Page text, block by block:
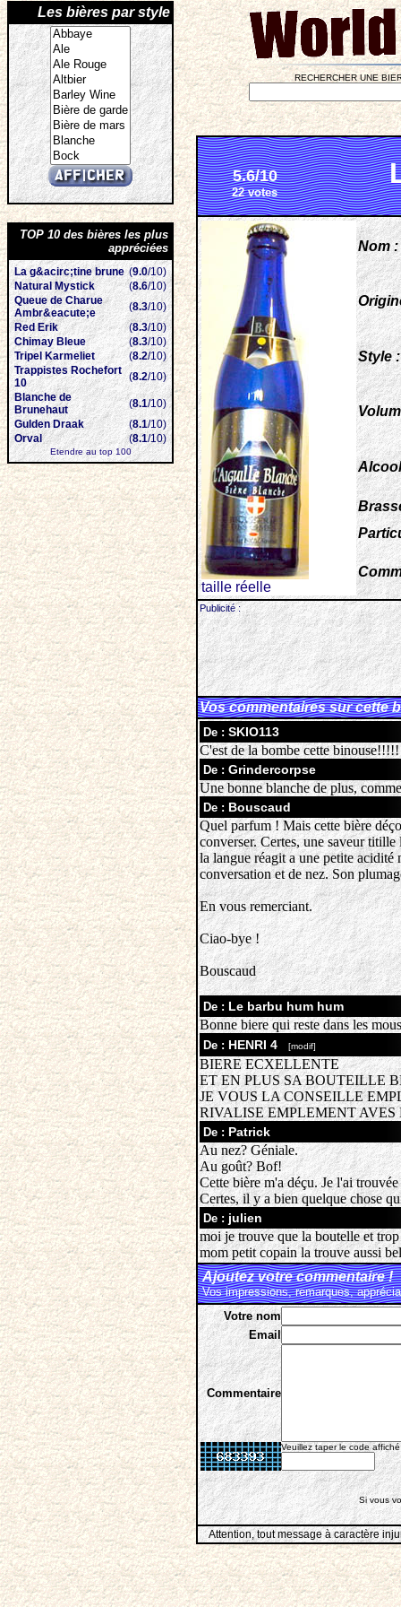
Les bières par style
TOP 10 des bières les plus
appréciées
La g&acirc;tine brune (9.0/10)
Natural Mystick
(8.6/10)
Queue de Charue
Ambr&eacute;e
(8.3/10)
Red Erik
(8.3/10)
Chimay Bleue
(8.3/10)
Tripel Karmeliet
(8.2/10)
Trappistes Rochefort
10
(8.2/10)
Blanche de
Brunehaut
(8.1/10)
Gulden Draak
(8.1/10)
Orval
(8.1/10)
Etendre au top 100
RECHERCHER UNE
5.6/10
22 votes
taille réelle
Nom :
Style :
Publicité :
Vos commentaires sur cette
De : SKIO113
C'est de la bombe cette binouse!!!!!
De : Grindercorpse
Une bonne blanche de plus,
De : Bouscaud
Quel parfum ! Mais cette bière
converser. Certes, une saveur
la langue réagit a une petite acidité
conversation et de nez. Son
En vous remerciant.
Ciao-bye !
Bouscaud
De : Le barbu hum hum
Bonne biere qui reste dans les
De : HENRI 4 [modif]
BIERE ECXELLENTE
ET EN PLUS SA BOUTEILLE
JE VOUS LA CONSEILLE
RIVALISE EMPLEMENT AVES
De : Patrick
Au nez? Géniale.
Au goût? Bof!
Cette bière m'a déçu. Je l'ai
Certes, il y a bien quelque chose
De : julien
moi je trouve que la boutelle et
mom petit copain la trouve aussi
Ajoutez votre commentaire !
Vos impressions, remarques,
Votre nom
Email
Commentaire
Veuillez taper le code
Si vous
Attention, tout message à caractère